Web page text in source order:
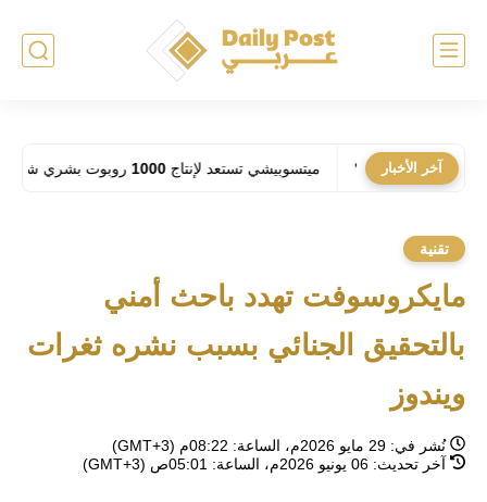
آخر الأخبار
الطاقة؟ ميتسوبيشي تستعد لإنتاج 1000 روبوت بشري شهرياً: فهل تحل الآلات مكان العمال في المصانع؟
تقنية
مايكروسوفت تهدد باحث أمني
بالتحقيق الجنائي بسبب نشره ثغرات
ويندوز
نُشر في: 29 مايو 2026م، الساعة: 08:22م (GMT+3)
آخر تحديث: 06 يونيو 2026م، الساعة: 05:01ص (GMT+3)